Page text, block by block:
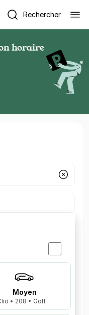
Rechercher
horaire
Moyen
• 208 • Golf …